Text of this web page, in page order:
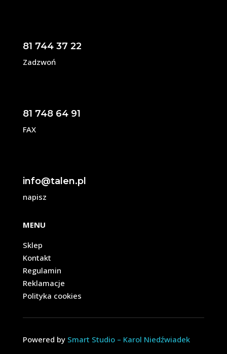
81 744 37 22
Zadzwoń
81 748 64 91
FAX
info@talen.pl
napisz
MENU
Sklep
Kontakt
Regulamin
Reklamacje
Polityka cookies
Powered by Smart Studio – Karol Niedźwiadek